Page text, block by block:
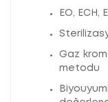
EO, ECH,
Gaz
metodu